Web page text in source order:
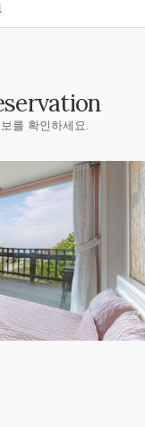
를 확인하세요.